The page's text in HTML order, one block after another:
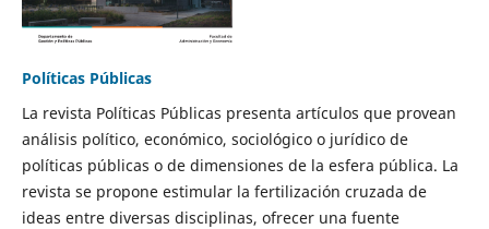
Políticas Públicas
La revista Políticas Públicas presenta artículos que provean
análisis político, económico, sociológico o jurídico de
políticas públicas o de dimensiones de la esfera pública. La
revista se propone estimular la fertilización cruzada de
ideas entre diversas disciplinas, ofrecer una fuente